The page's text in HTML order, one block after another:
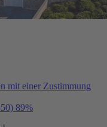
mit einer Zustimmung
89%